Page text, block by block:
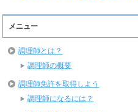
メニュー
調理師とは？
調理師の概要
調理師免許を取得しよう
調理師になるには？